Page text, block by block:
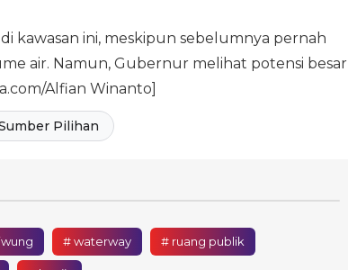
kawasan ini, meskipun sebelumnya pernah
air. Namun, Gubernur melihat potensi besar
Alfian Winanto]
Pilihan
# waterway # ruang publik